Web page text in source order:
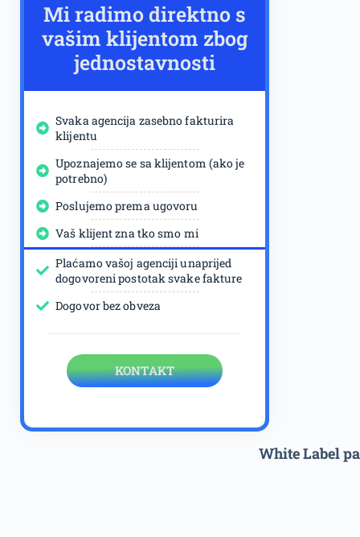
White Label
Mi radimo direktno s
vašim klijentom zbog
jednostavnosti
Svaka agencija zasebno fakturira
klijentu
Upoznajemo se sa klijentom (ako je
potrebno)
Poslujemo prema ugovoru
Vaš klijent zna tko smo mi
Plaćamo vašoj agenciji unaprijed
dogovoreni postotak svake fakture
Dogovor bez obveza
KONTAKT